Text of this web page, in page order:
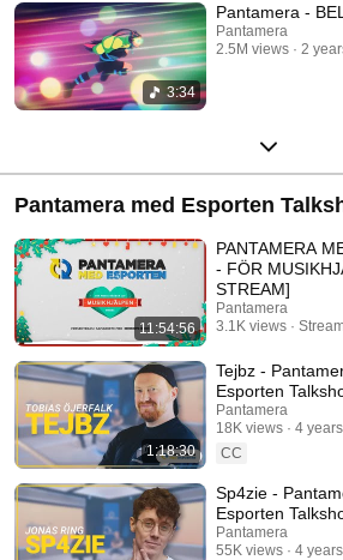
3:34
Pantamera -
Pantamera
2.5M views
2
Pantamera med Esporten
11:54:56
PANTAMERA
- FÖR
STREAM]
Pantamera
3.1K views
1:18:30
Tejbz -
Esporten
SUBS]
Pantamera
18K views
4
CC
Sp4zie -
Esporten
SUBS]
Pantamera
55K views
4